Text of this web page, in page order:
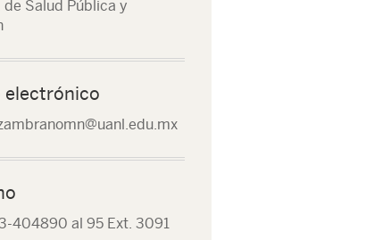
de Salud Pública y
electrónico
404890 al 95 Ext. 3091